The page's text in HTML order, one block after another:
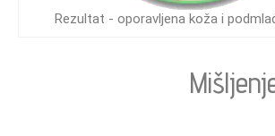
Rezultat - oporavljena koža i